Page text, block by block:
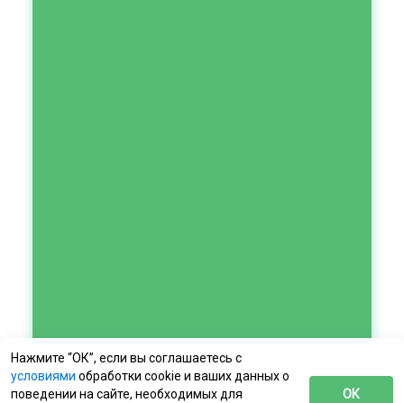
Нажмите “ОК”, если вы соглашаетесь с
условиями обработки cookie и ваших данных о
поведении на сайте, необходимых для
ОК